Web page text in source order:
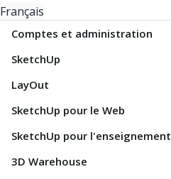
Français
Comptes et administration
SketchUp
LayOut
SketchUp pour le Web
SketchUp pour l'enseignement
3D Warehouse